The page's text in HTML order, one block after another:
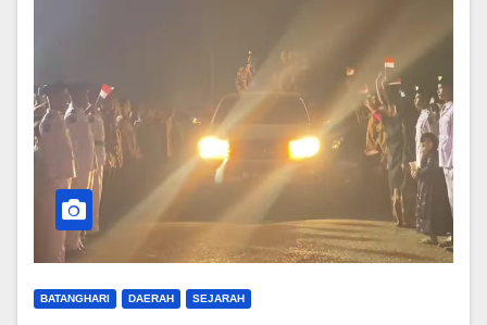
BATANGHARI DAERAH SEJARAH